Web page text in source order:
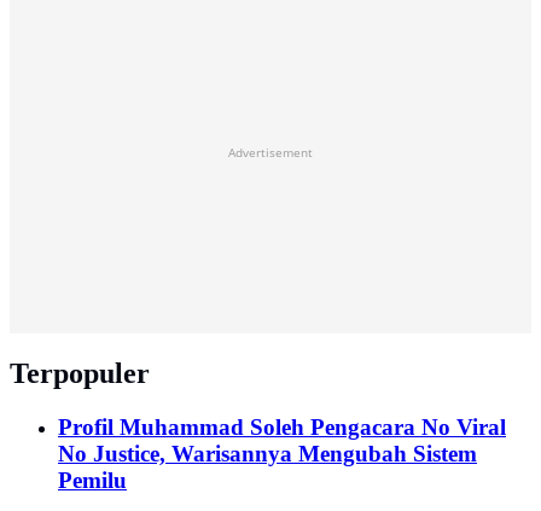
Advertisement
Terpopuler
Profil Muhammad Soleh Pengacara No Viral
No Justice, Warisannya Mengubah Sistem
Pemilu